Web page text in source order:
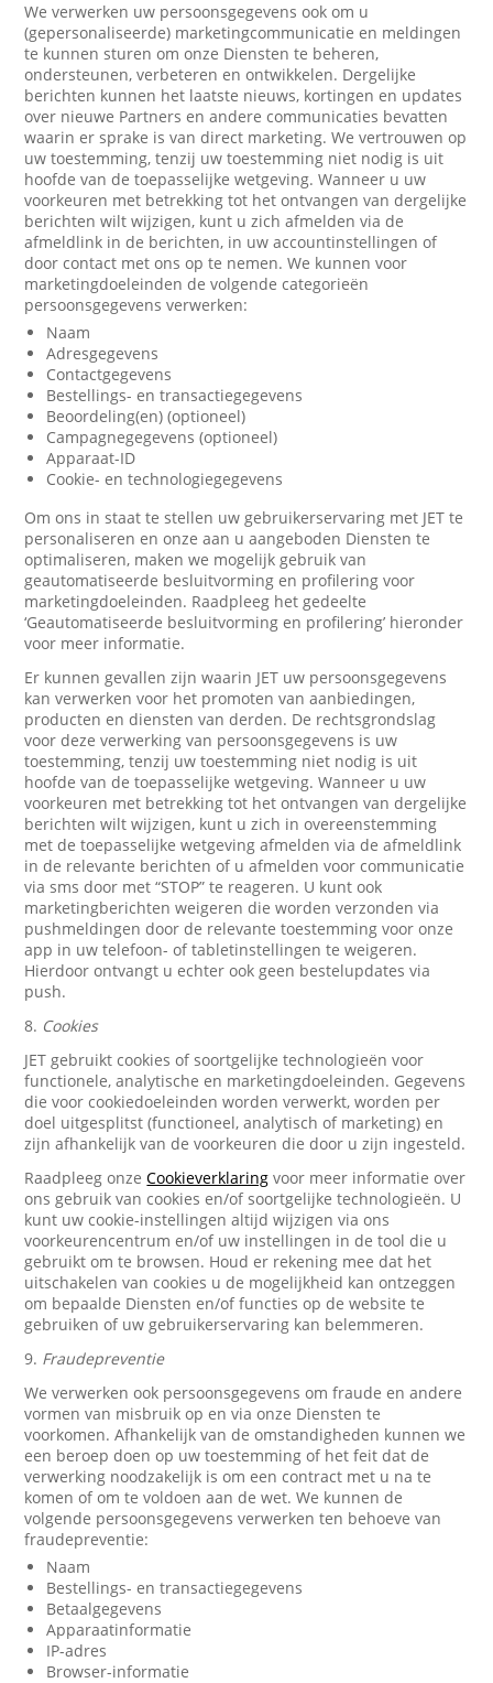
We verwerken uw persoonsgegevens ook om u
(gepersonaliseerde) marketingcommunicatie en meldingen
te kunnen sturen om onze Diensten te beheren,
ondersteunen, verbeteren en ontwikkelen. Dergelijke
berichten kunnen het laatste nieuws, kortingen en updates
over nieuwe Partners en andere communicaties bevatten
waarin er sprake is van direct marketing. We vertrouwen op
uw toestemming, tenzij uw toestemming niet nodig is uit
hoofde van de toepasselijke wetgeving. Wanneer u uw
voorkeuren met betrekking tot het ontvangen van dergelijke
berichten wilt wijzigen, kunt u zich afmelden via de
afmeldlink in de berichten, in uw accountinstellingen of
door contact met ons op te nemen. We kunnen voor
marketingdoeleinden de volgende categorieën
persoonsgegevens verwerken:
Naam
Adresgegevens
Contactgegevens
Bestellings- en transactiegegevens
Beoordeling(en) (optioneel)
Campagnegegevens (optioneel)
Apparaat-ID
Cookie- en technologiegegevens
Om ons in staat te stellen uw gebruikerservaring met JET te
personaliseren en onze aan u aangeboden Diensten te
optimaliseren, maken we mogelijk gebruik van
geautomatiseerde besluitvorming en profilering voor
marketingdoeleinden. Raadpleeg het gedeelte
‘Geautomatiseerde besluitvorming en profilering’ hieronder
voor meer informatie.
Er kunnen gevallen zijn waarin JET uw persoonsgegevens
kan verwerken voor het promoten van aanbiedingen,
producten en diensten van derden. De rechtsgrondslag
voor deze verwerking van persoonsgegevens is uw
toestemming, tenzij uw toestemming niet nodig is uit
hoofde van de toepasselijke wetgeving. Wanneer u uw
voorkeuren met betrekking tot het ontvangen van dergelijke
berichten wilt wijzigen, kunt u zich in overeenstemming
met de toepasselijke wetgeving afmelden via de afmeldlink
in de relevante berichten of u afmelden voor communicatie
via sms door met “STOP” te reageren. U kunt ook
marketingberichten weigeren die worden verzonden via
pushmeldingen door de relevante toestemming voor onze
app in uw telefoon- of tabletinstellingen te weigeren.
Hierdoor ontvangt u echter ook geen bestelupdates via
push.
8. Cookies
JET gebruikt cookies of soortgelijke technologieën voor
functionele, analytische en marketingdoeleinden. Gegevens
die voor cookiedoeleinden worden verwerkt, worden per
doel uitgesplitst (functioneel, analytisch of marketing) en
zijn afhankelijk van de voorkeuren die door u zijn ingesteld.
Raadpleeg onzeCookieverklaring voor meer informatie over
ons gebruik van cookies en/of soortgelijke technologieën. U
kunt uw cookie-instellingen altijd wijzigen via ons
voorkeurencentrum en/of uw instellingen in de tool die u
gebruikt om te browsen. Houd er rekening mee dat het
uitschakelen van cookies u de mogelijkheid kan ontzeggen
om bepaalde Diensten en/of functies op de website te
gebruiken of uw gebruikerservaring kan belemmeren.
9. Fraudepreventie
We verwerken ook persoonsgegevens om fraude en andere
vormen van misbruik op en via onze Diensten te
voorkomen. Afhankelijk van de omstandigheden kunnen we
een beroep doen op uw toestemming of het feit dat de
verwerking noodzakelijk is om een contract met u na te
komen of om te voldoen aan de wet. We kunnen de
volgende persoonsgegevens verwerken ten behoeve van
fraudepreventie:
Naam
Bestellings- en transactiegegevens
Betaalgegevens
Apparaatinformatie
IP-adres
Browser-informatie